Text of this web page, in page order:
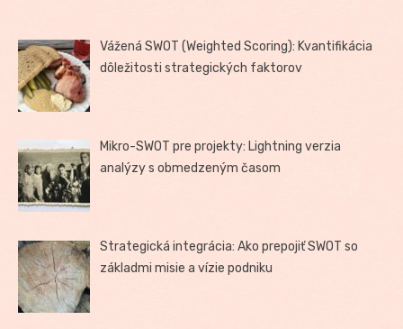
Vážená SWOT (Weighted Scoring): Kvantifikácia
dôležitosti strategických faktorov
Mikro-SWOT pre projekty: Lightning verzia
analýzy s obmedzeným časom
Strategická integrácia: Ako prepojiť SWOT so
základmi misie a vízie podniku